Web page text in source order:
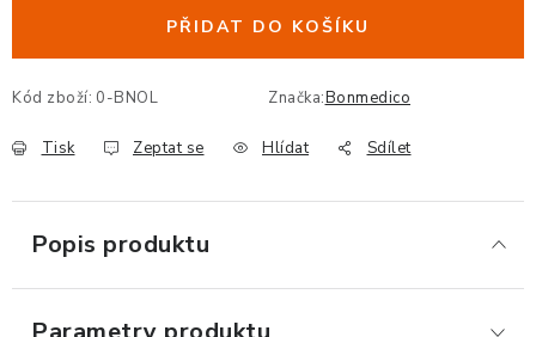
ERGONOMICKÉ PRODUKTY
BEDERNÍ A KRČNÍ OPĚRKY
PODLOŽKY POD NOHY
PŘIDAT DO KOŠÍKU
Kód zboží: 0-BNOL Značka:Bonmedico
Tisk Zeptat se Hlídat Sdílet
Popis produktu